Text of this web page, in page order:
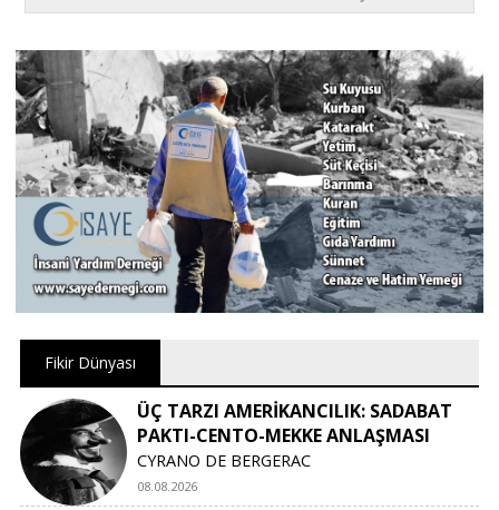
Fikir Dünyası
ÜÇ TARZI AMERİKANCILIK: SADABAT
PAKTI-CENTO-MEKKE ANLAŞMASI
CYRANO DE BERGERAC
08.08.2026